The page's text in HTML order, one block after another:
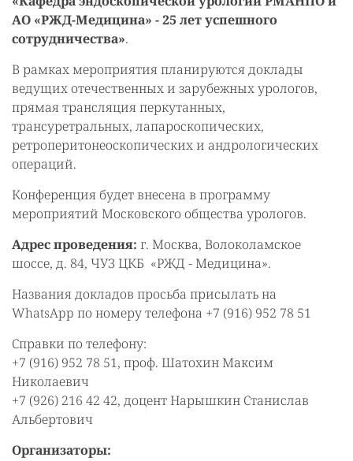
АО «РЖД-Медицина» - 25 лет успешного
сотрудничества».
В рамках мероприятия планируются доклады
ведущих отечественных и зарубежных урологов,
прямая трансляция перкутанных,
трансуретральных, лапароскопических,
ретроперитонеоскопических и андрологических
операций.
Конференция будет внесена в программу
мероприятий Московского общества урологов.
Адрес проведения: г. Москва, Волоколамское
шоссе, д. 84, ЧУЗ ЦКБ «РЖД - Медицина».
Названия докладов просьба присылать на
WhatsApp по номеру телефона +7 (916) 952 78 51
Справки по телефону:
+7 (916) 952 78 51, проф. Шатохин Максим
Николаевич
+7 (926) 216 42 42, доцент Нарышкин Станислав
Альбертович
Организаторы: